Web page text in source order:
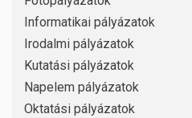
Informatikai pályázatok
Irodalmi pályázatok
Kutatási pályázatok
Napelem pályázatok
Oktatási pályázatok